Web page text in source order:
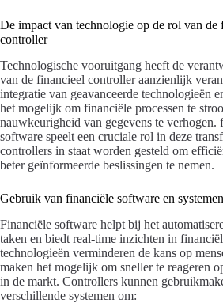
De impact van technologie op de rol van de
controller
Technologische vooruitgang heeft de
van de financieel controller aanzienlijk
integratie van geavanceerde technologieën
het mogelijk om financiële processen te
nauwkeurigheid van gegevens te verhogen.
software speelt een cruciale rol in deze
controllers in staat worden gesteld om
beter geïnformeerde beslissingen te nemen.
Gebruik van financiële software en systemen
Financiële software helpt bij het
taken en biedt real-time inzichten in
technologieën verminderen de kans op
maken het mogelijk om sneller te reageren
in de markt. Controllers kunnen
verschillende systemen om: